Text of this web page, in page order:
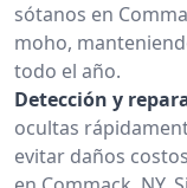
sótanos en
moho,
todo el año.
Detección y
ocultas
evitar daños